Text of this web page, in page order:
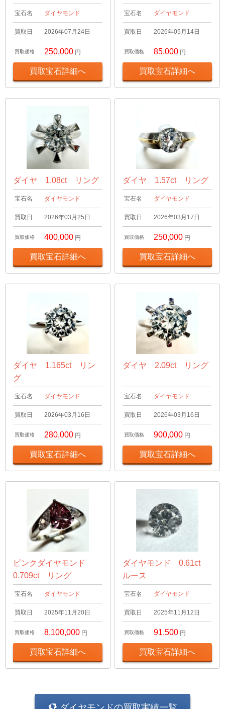
宝石名 ダイヤモンド
買取日 2026年07月24日
買取価格 250,000 円
買取宝石詳細へ
宝石名 ダイヤモンド
買取日 2026年05月14日
買取価格 85,000 円
買取宝石詳細へ
ダイヤ 1.08ct リング
宝石名 ダイヤモンド
買取日 2026年03月25日
買取価格 400,000 円
買取宝石詳細へ
ダイヤ 1.57ct リング
宝石名 ダイヤモンド
買取日 2026年03月17日
買取価格 250,000 円
買取宝石詳細へ
ダイヤ 1.165ct リン
グ
宝石名 ダイヤモンド
買取日 2026年03月16日
買取価格 280,000 円
買取宝石詳細へ
ダイヤ 2.09ct リング
宝石名 ダイヤモンド
買取日 2026年03月16日
買取価格 900,000 円
買取宝石詳細へ
ピンクダイヤモンド
0.709ct リング
宝石名 ダイヤモンド
買取日 2025年11月20日
買取価格 8,100,000 円
買取宝石詳細へ
ダイヤモンド 0.61ct
ルース
宝石名 ダイヤモンド
買取日 2025年11月12日
買取価格 91,500 円
買取宝石詳細へ